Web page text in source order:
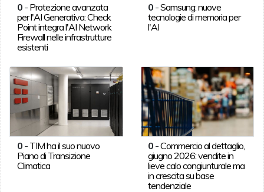
0- Protezione avanzata
per l'AI Generativa: Check
Point integra l'AI Network
Firewall nelle infrastrutture
esistenti
0 -Samsung: nuove
tecnologie di memoria per
l'AI
0- TIM ha il suo nuovo
Piano di Transizione
Climatica
0 -Commercio al dettaglio,
giugno 2026: vendite in
lieve calo congiunturale ma
in crescita su base
tendenziale